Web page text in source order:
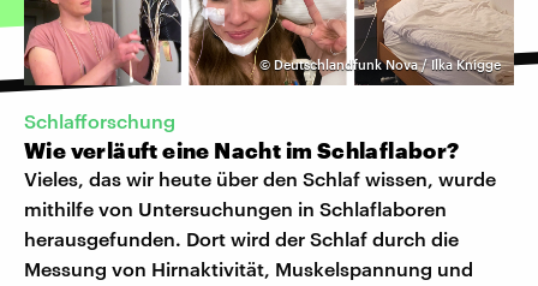
© Deutschlandfunk Nova / Ilka Knigge
Schlafforschung
Wie verläuft eine Nacht im Schlaflabor?
Vieles, das wir heute über den Schlaf wissen, wurde
mithilfe von Untersuchungen in Schlaflaboren
herausgefunden. Dort wird der Schlaf durch die
Messung von Hirnaktivität, Muskelspannung und